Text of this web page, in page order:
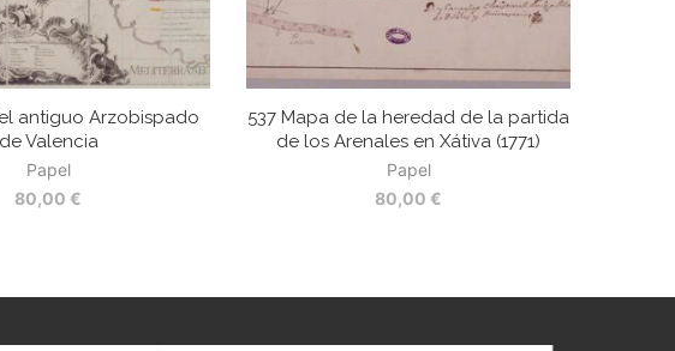
antiguo Arzobispado
de Valencia
Papel
80,00 €
537 Mapa de la heredad de la partida
de los Arenales en Xátiva (1771)
Papel
80,00 €